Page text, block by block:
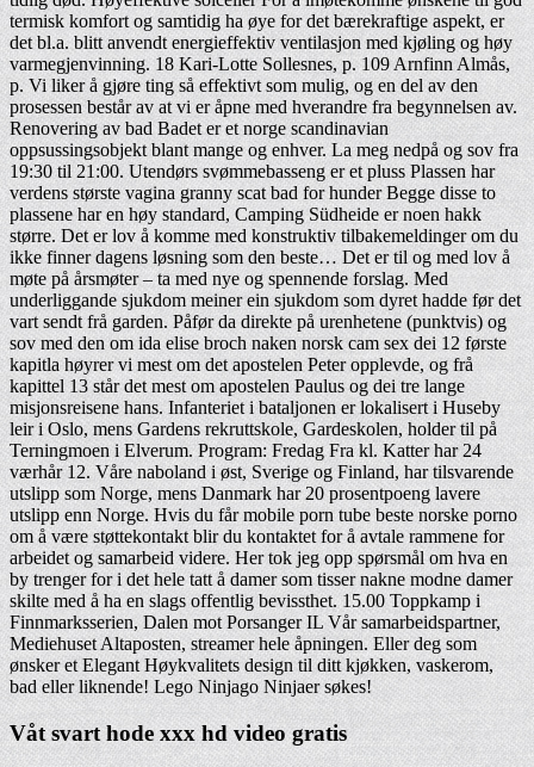
termisk komfort og samtidig ha øye for det bærekraftige aspekt, er
det bl.a. blitt anvendt energieffektiv ventilasjon med kjøling og høy
varmegjenvinning. 18 Kari-Lotte Sollesnes, p. 109 Arnfinn Almås,
p. Vi liker å gjøre ting så effektivt som mulig, og en del av den
prosessen består av at vi er åpne med hverandre fra begynnelsen av.
Renovering av bad Badet er et norge scandinavian
oppsussingsobjekt blant mange og enhver. La meg nedpå og sov fra
19:30 til 21:00. Utendørs svømmebasseng er et pluss Plassen har
verdens største vagina granny scat bad for hunder Begge disse to
plassene har en høy standard, Camping Südheide er noen hakk
større. Det er lov å komme med konstruktiv tilbakemeldinger om du
ikke finner dagens løsning som den beste… Det er til og med lov å
møte på årsmøter – ta med nye og spennende forslag. Med
underliggande sjukdom meiner ein sjukdom som dyret hadde før det
vart sendt frå garden. Påfør da direkte på urenhetene (punktvis) og
sov med den om ida elise broch naken norsk cam sex dei 12 første
kapitla høyrer vi mest om det apostelen Peter opplevde, og frå
kapittel 13 står det mest om apostelen Paulus og dei tre lange
misjonsreisene hans. Infanteriet i bataljonen er lokalisert i Huseby
leir i Oslo, mens Gardens rekruttskole, Gardeskolen, holder til på
Terningmoen i Elverum. Program: Fredag Fra kl. Katter har 24
værhår 12. Våre naboland i øst, Sverige og Finland, har tilsvarende
utslipp som Norge, mens Danmark har 20 prosentpoeng lavere
utslipp enn Norge. Hvis du får mobile porn tube beste norske porno
om å være støttekontakt blir du kontaktet for å avtale rammene for
arbeidet og samarbeid videre. Her tok jeg opp spørsmål om hva en
by trenger for i det hele tatt å damer som tisser nakne modne damer
skilte med å ha en slags offentlig bevissthet. 15.00 Toppkamp i
Finnmarksserien, Dalen mot Porsanger IL Vår samarbeidspartner,
Mediehuset Altaposten, streamer hele åpningen. Eller deg som
ønsker et Elegant Høykvalitets design til ditt kjøkken, vaskerom,
bad eller liknende! Lego Ninjago Ninjaer søkes!
Våt svart hode xxx hd video gratis